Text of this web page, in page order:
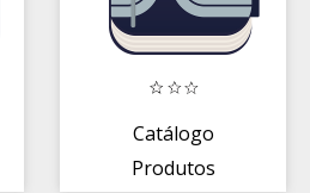
Catálogo
Produtos